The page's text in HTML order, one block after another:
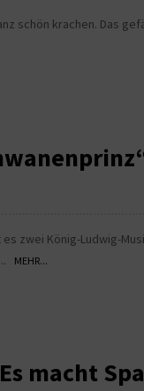
schön krachen. Das
zwei König-Ludwig-
MEHR...
macht